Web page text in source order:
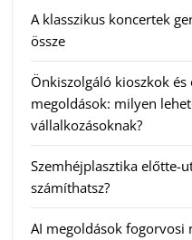
A klasszikus koncertek
össze
Önkiszolgáló kioszkok
megoldások: milyen
vállalkozásoknak?
Szemhéjplasztika előtte-
számíthatsz?
AI megoldások fogorvosi